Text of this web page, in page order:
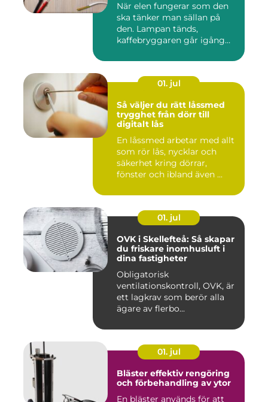
När elen fungerar som den
ska tänker man sällan på
den. Lampan tänds,
kaffebryggaren går igång
01. jul
Så väljer du rätt låssmed
trygghet från dörr till
digitalt lås
En låssmed arbetar med allt
som rör lås, nycklar och
säkerhet kring dörrar,
fönster och ibland även ...
01. jul
OVK i Skellefteå: Så skapar
du friskare inomhusluft i
dina fastigheter
Obligatorisk
ventilationskontroll, OVK, är
ett lagkrav som berör alla
ägare av flerbo...
01. jul
Bläster effektiv rengöring
och förbehandling av ytor
En bläster används för att